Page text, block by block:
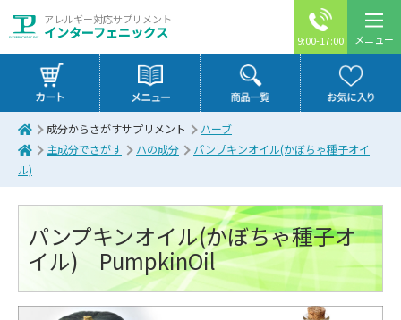
アレルギー対応サプリメント
インターフェニックス 9:00-17:00 メニュー
成分からさがすサプリメント
ハーブ
主成分でさがす
ハの成分
パンプキンオイル(かぼちゃ種子オイ
ル)
パンプキンオイル(かぼちゃ種子オ
イル) PumpkinOil